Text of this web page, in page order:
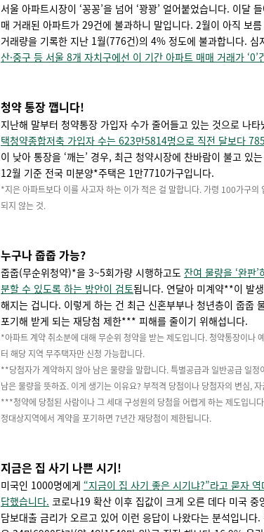
서울 아파트시장이 ‘꽁꽁’을 넘어 ‘꽝꽝’ 얼어붙었습니다. 이달
매 거래된 아파트가 29건에 불과하니 말입니다. 2월이 아직 보
거래량을 기록한 지난 1월(776건)의 4% 정도에 불과합니다. 심
산·중구 등 서울 8개 자치구에선 이 기간 아파트 매매 거래가 ‘0’
청약 통장 깹니다!
지난해 말부터 청약통장 가입자 수가 줄어들고 있는 것으로 나타
택청약종합저축 가입자 수는 623만5814명으로 직전 달보다
이 낮아 통장을 ‘깨는’ 경우, 최근 청약시장에 찬바람이 불고 있
12월 기준 전국 미분양*주택은 1만7710가구입니다.
*지은 아파트보다 이를 사고자 하는 이가 적은 걸 말합니다. 가령 100가구
되지 않는 것.
누구나 줍줍 가능?
줍줍(무순위청약)*을 3~5회가량 시행하고도 잔여 물량을 ‘완판
분할 수 있도록 하는 방안이 검토됩니다. 연달아 미계약**이 발
해지는 겁니다. 이렇게 하는 건 최근 신혼부부나 청년층이 줍줍
포기해 받게 되는 재당첨 제한*** 피해를 줄이기 위해섭니다.
*아파트 계약 취소분에 대해 무순위 청약을 받는 제도입니다. 청약통장이나
터 해당 지역 무주택자만 신청 가능합니다.
**당첨자가 계약하지 않아 남은 물량을 말합니다. 특별공급과 일반공급 일
남은 물량을 뜻하죠. 이게 생기는 이유요? 부적격 당첨이나 당첨자의 변심,
***청약에 당첨된 사람이나 그 세대 구성원의 당첨을 어렵게 하는 제도입니
정대상지역에서 계약을 포기하면 7년간 재당첨이 제한됩니다.
지금은 집 사기 나쁜 시기!
미국인 1000명에게 “지금이 집 사기 좋은 시기냐?”라고 묻자
답했습니다. 코로나19 확산 이후 집값이 크게 오른 데다 미국
담보대출 금리가 오르고 있어 이런 응답이 나왔다는 분석입니